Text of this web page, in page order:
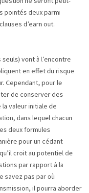
pointés deux parmi
d’earn out.
vont à l’encontre
en effet du risque
Cependant, pour le
de conserver des
valeur initiale de
dans lequel chacun
deux formules
pour un cédant
croit au potentiel de
par rapport à la
savez pas par où
il pourra aborder